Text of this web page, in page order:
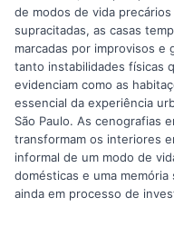
de modos de vida
supracitadas, as casas
marcadas por improvisos e
tanto instabilidades físicas
evidenciam como as
essencial da experiência
São Paulo. As cenografias
transformam os interiores
informal de um modo de
domésticas e uma
ainda em processo de